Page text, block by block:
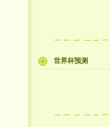
世界杯预测